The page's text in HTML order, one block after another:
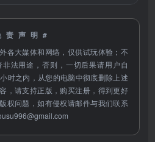
责声明#
各大媒体和网络，仅供试玩体验；不
法用途，否则，一切后果请用户自
时之内，从您的电脑中彻底删除上述
，请支持正版，购买注册，得到更好
权问题，如有侵权请邮件与我们联系